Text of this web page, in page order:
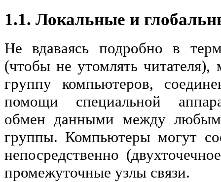
1.1. Локальные и
Не вдаваясь подробно в
(чтобы не утомлять
группу компьютеров,
помощи специальной
обмен данными между
группы. Компьютеры могут
непосредственно
промежуточные узлы связи.